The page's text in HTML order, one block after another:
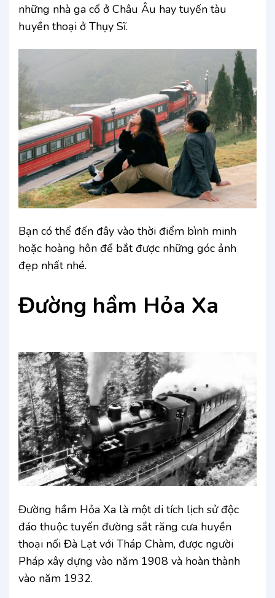
những nhà ga cổ ở Châu Âu hay tuyến tàu
huyền thoại ở Thụy Sĩ.
Bạn có thể đến đây vào thời điểm bình minh
hoặc hoàng hôn để bắt được những góc ảnh
đẹp nhất nhé.
Đường hầm Hỏa Xa
Đường hầm Hỏa Xa là một di tích lịch sử độc
đáo thuộc tuyến đường sắt răng cưa huyền
thoại nối Đà Lạt với Tháp Chàm, được người
Pháp xây dựng vào năm 1908 và hoàn thành
vào năm 1932.